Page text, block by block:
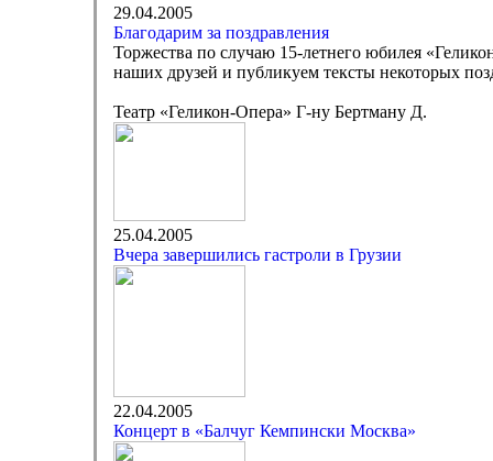
29.04.2005
Благодарим за поздравления
Торжества по случаю 15-летнего юбилея
наших друзей и публикуем тексты некоторых
Театр «Геликон-Опера» Г-ну Бертману Д.
25.04.2005
Вчера завершились гастроли в Грузии
22.04.2005
Концерт в «Балчуг Кемпински Москва»